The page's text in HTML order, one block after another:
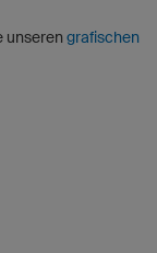
unserengrafischen